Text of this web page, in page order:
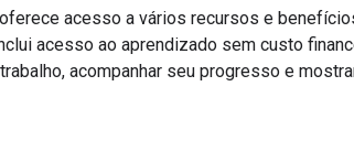
acesso a vários recursos e
acesso ao aprendizado sem custo
acompanhar seu progresso e